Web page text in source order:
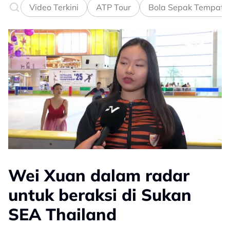
Video Terkini ATP Tour Bola Sepak
Wei Xuan dalam radar
untuk beraksi di Sukan
SEA Thailand